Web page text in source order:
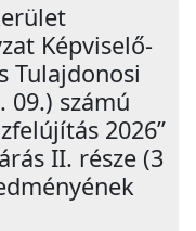
Képviselő-
Tulajdonosi
09.) számú
2026”
II. része (3